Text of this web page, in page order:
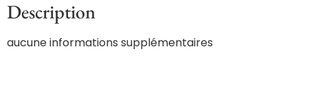
Description
aucune informations supplémentaires